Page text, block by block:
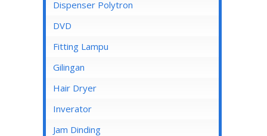
Dispenser Cosmos
Dispenser Miyako
Dispenser Sanken
Dispenser Polytron
DVD
Fitting Lampu
Gilingan
Hair Dryer
Inverator
Jam Dinding